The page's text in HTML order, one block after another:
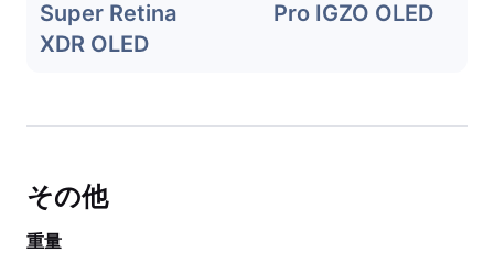
Super Retina
XDR OLED
Pro IGZO OLED
その他
重量